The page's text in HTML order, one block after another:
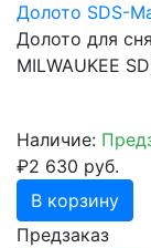
Долото SDS-
Долото для
MILWAUKEE
Наличие:
₽2 630 руб.
В корзину
Предзаказ